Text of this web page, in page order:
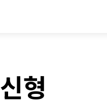
신형